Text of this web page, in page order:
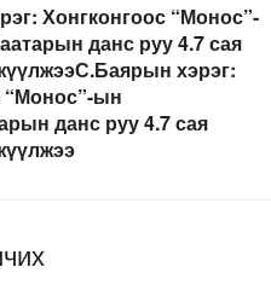
Хонгконгоос “Монос”-
данс руу 4.7 сая
хэрэг:
“Монос”-ын
данс руу 4.7 сая